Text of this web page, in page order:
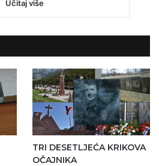
Učitaj više
TRI DESETLJEĆA KRIKOVA
OČAJNIKA